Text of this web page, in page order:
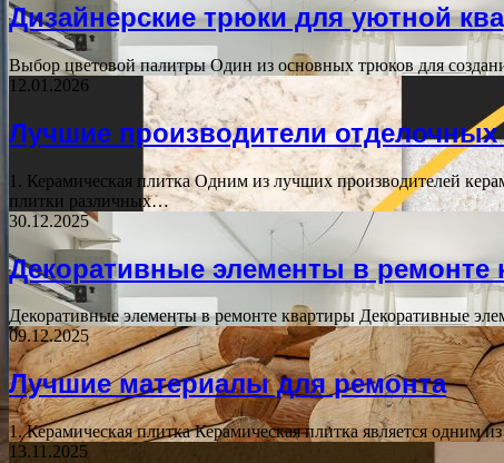
Дизайнерские трюки для уютной
Выбор цветовой палитры Один из основных трюков для
12.01.2026
Лучшие производители
1. Керамическая плитка Одним из лучших производителей
плитки различных…
30.12.2025
Декоративные элементы в ремонте
Декоративные элементы в ремонте квартиры Декоративные
09.12.2025
Лучшие материалы для ремонта
1. Керамическая плитка Керамическая плитка является одним
13.11.2025